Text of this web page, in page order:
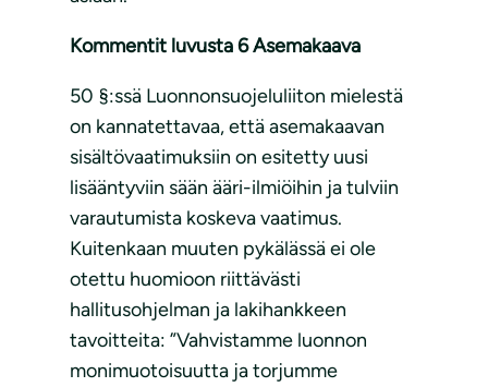
Kommentit luvusta 6 Asemakaava
50 §:ssä Luonnonsuojeluliiton mielestä
on kannatettavaa, että asemakaavan
sisältövaatimuksiin on esitetty uusi
lisääntyviin sään ääri-ilmiöihin ja tulviin
varautumista koskeva vaatimus.
Kuitenkaan muuten pykälässä ei ole
otettu huomioon riittävästi
hallitusohjelman ja lakihankkeen
tavoitteita: ”Vahvistamme luonnon
monimuotoisuutta ja torjumme